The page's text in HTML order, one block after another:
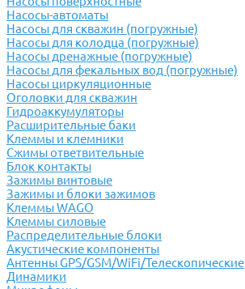
Насосы-автоматы
Насосы для скважин (погружные)
Насосы для колодца (погружные)
Насосы дренажные (погружные)
Насосы для фекальных вод (погружные)
Насосы циркуляционные
Оголовки для скважин
Гидроаккумуляторы
Расширительные баки
Клеммы и клемники
Cжимы ответвительные
Блок контакты
Зажимы винтовые
Зажимы и блоки зажимов
Клеммы WAGO
Клеммы силовые
Распределительные блоки
Акустические компоненты
Антенны GPS/GSM/WiFi/Телескопические
Динамики